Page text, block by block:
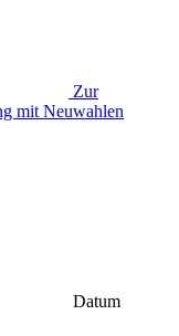
Zur
mit Neuwahlen
Datum